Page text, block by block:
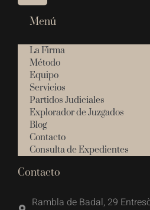
Menú
La Firma
Método
Equipo
Servicios
Partidos Judiciales
Explorador de Juzgados
Blog
Contacto
Consulta de Expedientes
Contacto
Rambla de Badal, 29